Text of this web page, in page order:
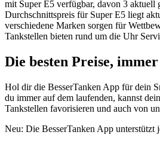
mit Super E5 verfügbar, davon 3 aktuell
Durchschnittspreis für Super E5 liegt
verschiedene Marken sorgen für
Tankstellen bieten rund um die Uhr
Die besten Preise,
Hol dir die BesserTanken App für dein
du immer auf dem laufenden, kannst
Tankstellen favorisieren und auch von
Neu: Die BesserTanken App unterstützt